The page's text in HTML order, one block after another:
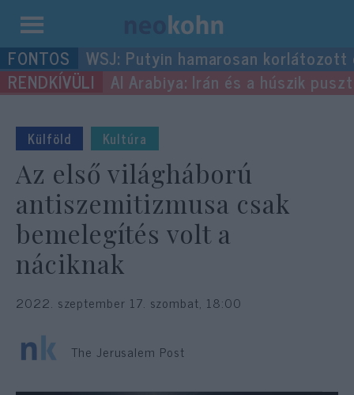
Kilépés
a
tartalomba
WSJ: Putyin hamarosan
Al Arabiya: Irán és a húszik
Külföld Kultúra
Az első világháború
antiszemitizmusa csak
bemelegítés volt a
náciknak
2022. szeptember 17. szombat, 18:00
The Jerusalem Post